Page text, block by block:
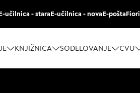
učilnica - staraE-učilnica - novaE-poštaFiori
KNJIŽNICA SODELOVANJE CVU